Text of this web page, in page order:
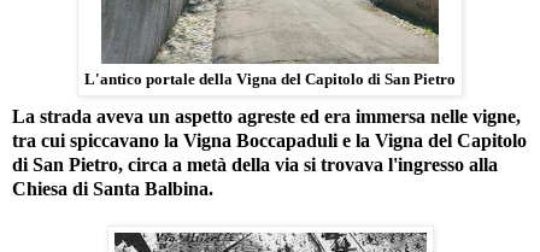
L'antico portale della Vigna del Capitolo di San Pietro
La strada aveva un aspetto agreste ed era immersa nelle vigne,
tra cui spiccavano la Vigna Boccapaduli e la Vigna del Capitolo
di San Pietro, circa a metà della via si trovava l'ingresso alla
Chiesa di Santa Balbina.